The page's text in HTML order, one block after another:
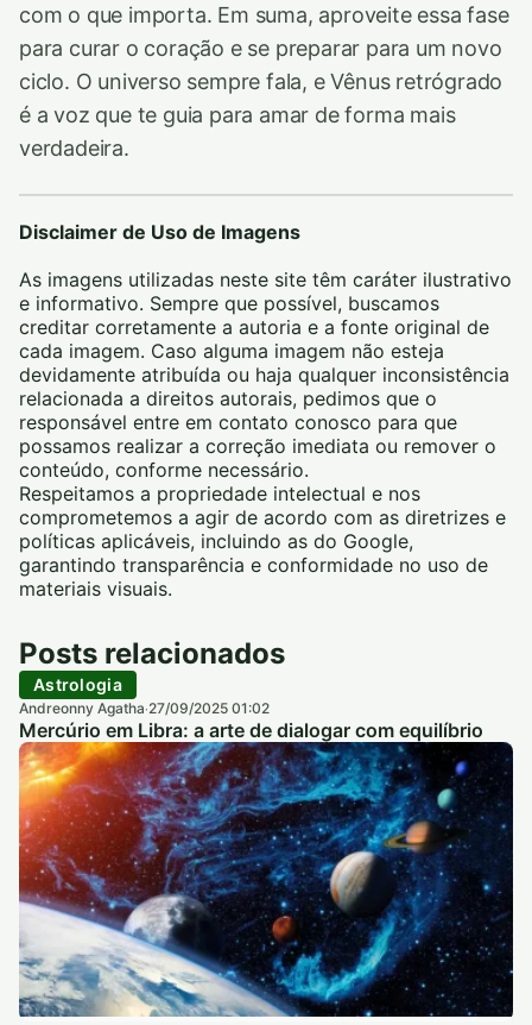
com o que importa. Em suma, aproveite essa fase
para curar o coração e se preparar para um novo
ciclo. O universo sempre fala, e Vênus retrógrado
é a voz que te guia para amar de forma mais
verdadeira.
Disclaimer de Uso de Imagens
As imagens utilizadas neste site têm caráter ilustrativo
e informativo. Sempre que possível, buscamos
creditar corretamente a autoria e a fonte original de
cada imagem. Caso alguma imagem não esteja
devidamente atribuída ou haja qualquer inconsistência
relacionada a direitos autorais, pedimos que o
responsável entre em contato conosco para que
possamos realizar a correção imediata ou remover o
conteúdo, conforme necessário.
Respeitamos a propriedade intelectual e nos
comprometemos a agir de acordo com as diretrizes e
políticas aplicáveis, incluindo as do Google,
garantindo transparência e conformidade no uso de
materiais visuais.
Posts relacionados
Astrologia
Andreonny Agatha·27/09/2025 01:02
Mercúrio em Libra: a arte de dialogar com equilíbrio